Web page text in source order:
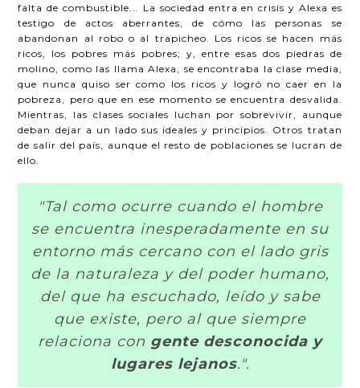
falta de combustible... La sociedad entra en crisis y Alexa es
testigo de actos aberrantes, de cómo las personas se
abandonan al robo o al trapicheo. Los ricos se hacen más
ricos, los pobres más pobres; y, entre esas dos piedras de
molino, como las llama Alexa, se encontraba la clase media,
que nunca quiso ser como los ricos y logró no caer en la
pobreza, pero que en ese momento se encuentra desvalida.
Mientras, las clases sociales luchan por sobrevivir, aunque
deban dejar a un lado sus ideales y principios. Otros tratan
de salir del país, aunque el resto de poblaciones se lucran de
ello.
"Tal como ocurre cuando el hombre
se encuentra inesperadamente en su
entorno más cercano con el lado gris
de la naturaleza y del poder humano,
del que ha escuchado, leído y sabe
que existe, pero al que siempre
relaciona con gente desconocida y
lugares lejanos.".